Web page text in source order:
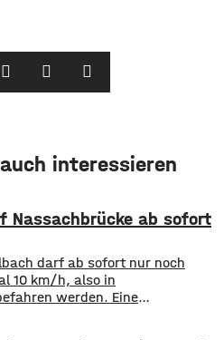
interessieren
Nassachbrücke ab sofort
darf ab sofort nur noch
10 km/h, also in
werden. Eine
veröffentlicht.